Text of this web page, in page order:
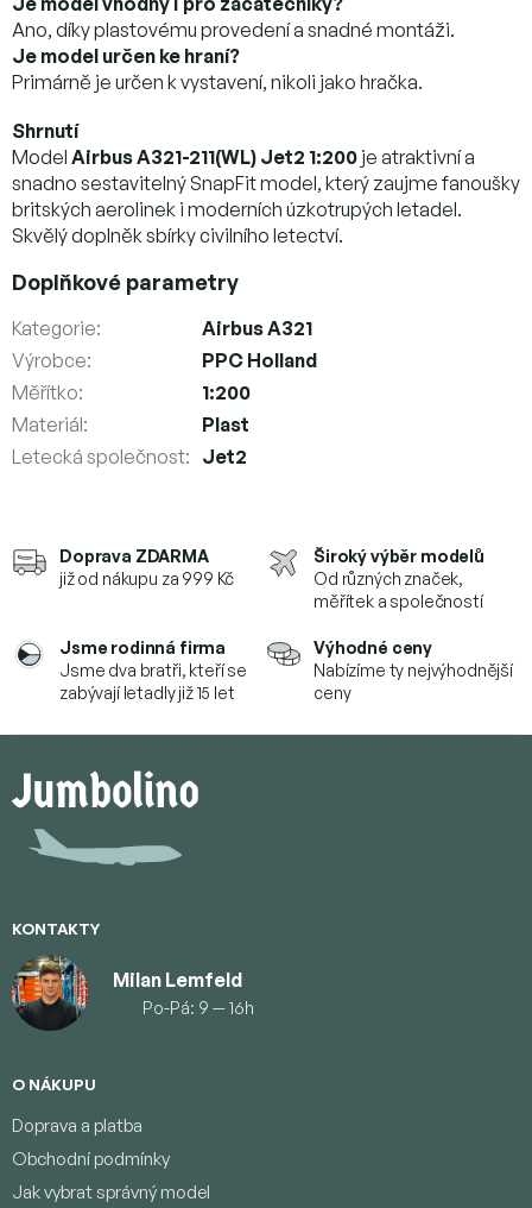
Doprava ZDARMA
již od nákupu za 999 Kč
Široký výběr modelů
Od různých značek,
měřítek a společností
Jsme rodinná firma
Jsme dva bratři, kteří se
zabývají letadly již 15 let
Výhodné ceny
Nabízíme ty nejvýhodnější
ceny
Ano, díky plastovému provedení a snadné montáži.
Je model určen ke hraní?
Primárně je určen k vystavení, nikoli jako hračka.
Shrnutí
Model Airbus A321-211(WL) Jet2 1:200 je atraktivní a
snadno sestavitelný SnapFit model, který zaujme fanoušky
britských aerolinek i moderních úzkotrupých letadel.
Skvělý doplněk sbírky civilního letectví.
Doplňkové parametry
Kategorie:
Airbus A321
Výrobce:
PPC Holland
Měřítko:
1:200
Materiál:
Plast
Letecká společnost: Jet2
p
KONTAKTY
Milan Lemfeld
Po-Pá: 9 — 16h
O NÁKUPU
Doprava a platba
Obchodní podmínky
Jak vybrat správný model